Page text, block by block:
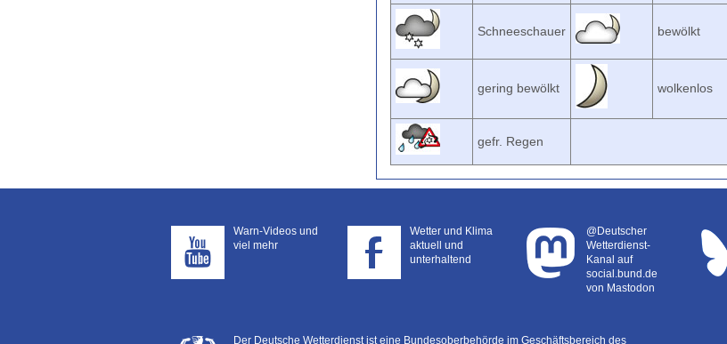
Schneeschauer bewölkt
gering bewölkt wolkenlos
gefr. Regen
Warn-Videos und
viel mehr
Wetter und Klima
aktuell und
unterhaltend
@Deutscher
Wetterdienst-
Kanal auf
social.bund.de
von Mastodon
Der Deutsche Wetterdienst ist eine Bundesoberbehörde im Geschäftsbereich des